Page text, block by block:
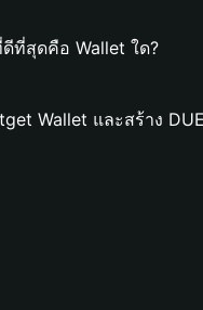
ดีที่สุดคือ Wallet ใด?
Wallet และสร้าง